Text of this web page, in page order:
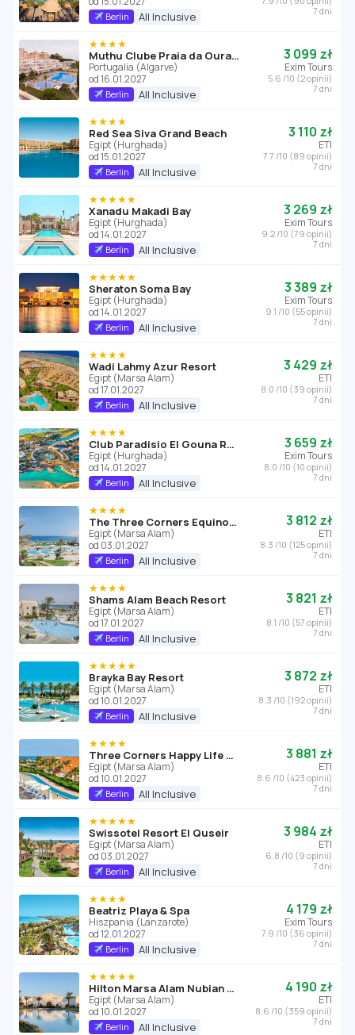
Berlin All Inclusive
7 dni
★★★★
Muthu Clube Praia da Oura (Algarve)
Portugalia (Algarve)
od 16.01.2027
Berlin All Inclusive
3 099 zł
Exim Tours
5.6 /10 (2 opinii)
7 dni
★★★★
Red Sea Siva Grand Beach
Egipt (Hurghada)
od 15.01.2027
Berlin All Inclusive
3 110 zł
ETI
7.7 /10 (89 opinii)
7 dni
★★★★★
Xanadu Makadi Bay
Egipt (Hurghada)
od 14.01.2027
Berlin All Inclusive
3 269 zł
Exim Tours
9.2 /10 (79 opinii)
7 dni
★★★★★
Sheraton Soma Bay
Egipt (Hurghada)
od 14.01.2027
Berlin All Inclusive
3 389 zł
Exim Tours
9.1 /10 (55 opinii)
7 dni
★★★★
Wadi Lahmy Azur Resort
Egipt (Marsa Alam)
od 17.01.2027
Berlin All Inclusive
3 429 zł
ETI
8.0 /10 (39 opinii)
7 dni
★★★★
Club Paradisio El Gouna Red Sea (ex. Labranda Club Paradisio El Gouna)
Egipt (Hurghada)
od 14.01.2027
Berlin All Inclusive
3 659 zł
Exim Tours
8.0 /10 (10 opinii)
7 dni
★★★★
The Three Corners Equinox Beach Resort
Egipt (Marsa Alam)
od 03.01.2027
Berlin All Inclusive
3 812 zł
ETI
8.3 /10 (125 opinii)
7 dni
★★★★
Shams Alam Beach Resort
Egipt (Marsa Alam)
od 17.01.2027
Berlin All Inclusive
3 821 zł
ETI
8.1 /10 (57 opinii)
7 dni
★★★★★
Brayka Bay Resort
Egipt (Marsa Alam)
od 10.01.2027
Berlin All Inclusive
3 872 zł
ETI
8.3 /10 (192 opinii)
7 dni
★★★★
Three Corners Happy Life Beach Resort
Egipt (Marsa Alam)
od 10.01.2027
Berlin All Inclusive
3 881 zł
ETI
8.6 /10 (423 opinii)
7 dni
★★★★★
Swissotel Resort El Quseir
Egipt (Marsa Alam)
od 03.01.2027
Berlin All Inclusive
3 984 zł
ETI
6.8 /10 (9 opinii)
7 dni
★★★★
Beatriz Playa & Spa
Hiszpania (Lanzarote)
od 12.01.2027
Berlin All Inclusive
4 179 zł
Exim Tours
7.9 /10 (36 opinii)
7 dni
★★★★★
Hilton Marsa Alam Nubian Resort
Egipt (Marsa Alam)
od 10.01.2027
Berlin All Inclusive
4 190 zł
ETI
8.6 /10 (359 opinii)
7 dni